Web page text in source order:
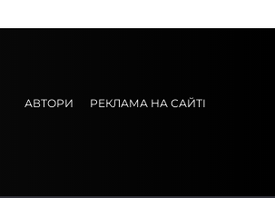
АВТОРИ РЕКЛАМА НА САЙТІ